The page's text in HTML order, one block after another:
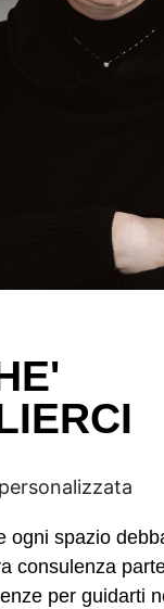
ogni spazio
consulenza
per guidarti